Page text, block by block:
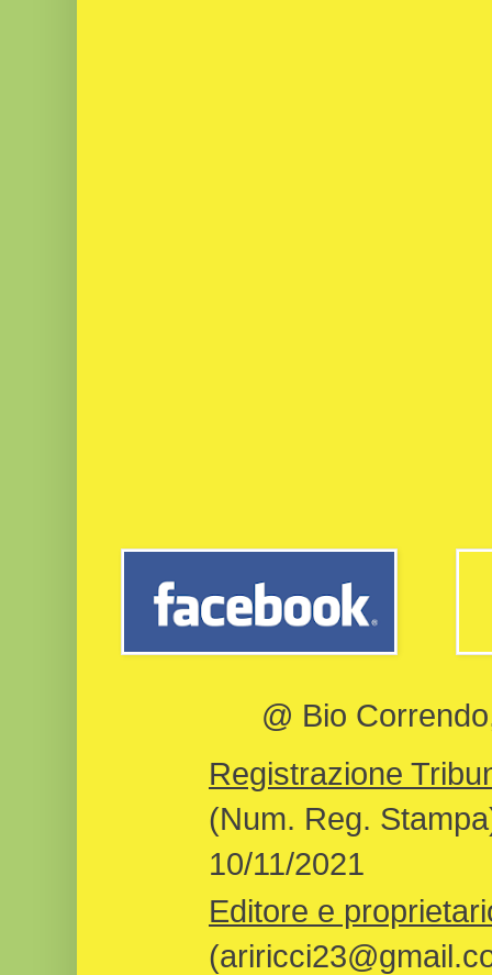
@ Bio
Registrazione
(Num. Reg.
10/11/2021
Editore e